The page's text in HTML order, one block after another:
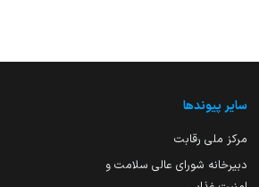
سایر پیوندها
مرکز ملی رقابت
دبیرخانه شورای عالی سلامت و